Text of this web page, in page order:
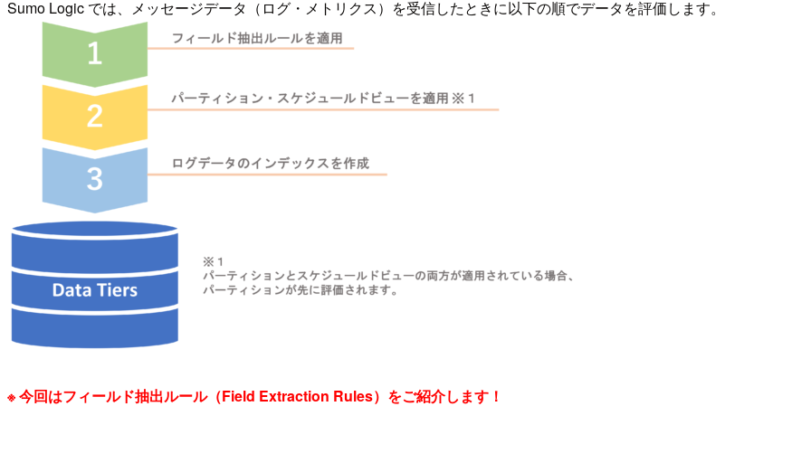
Sumo Logic では、メッセージデータ（ログ・メトリクス）を受信したときに以下の順でデータを評価します。
※ 今回はフィールド抽出ルール（Field Extraction Rules）をご紹介します！